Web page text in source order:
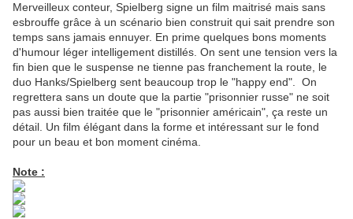
Merveilleux conteur, Spielberg signe un film maitrisé mais sans
esbrouffe grâce à un scénario bien construit qui sait prendre son
temps sans jamais ennuyer. En prime quelques bons moments
d'humour léger intelligement distillés. On sent une tension vers la
fin bien que le suspense ne tienne pas franchement la route, le
duo Hanks/Spielberg sent beaucoup trop le "happy end". On
regrettera sans un doute que la partie "prisonnier russe" ne soit
pas aussi bien traitée que le "prisonnier américain", ça reste un
détail. Un film élégant dans la forme et intéressant sur le fond
pour un beau et bon moment cinéma.
Note :